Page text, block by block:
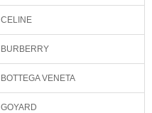
CELINE
BURBERRY
BOTTEGA VENETA
GOYARD